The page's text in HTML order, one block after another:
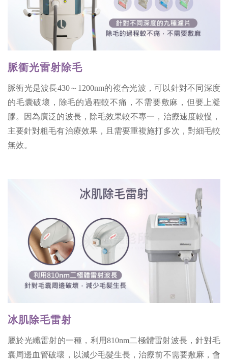
脈衝光雷射除毛
脈衝光是波長430～1200nm的複合光波，可以針對不同深度
的毛囊破壞，除毛的過程較不痛，不需要敷麻，但要上凝
膠。因為廣泛的波長，除毛效果較不專一，治療速度較慢，
主要針對粗毛有治療效果，且需要重複施打多次，對細毛較
無效。
冰肌除毛雷射
屬於光纖雷射的一種，利用810nm二極體雷射波長，針對毛
囊周邊血管破壞，以減少毛髮生長，治療前不需要敷麻，會